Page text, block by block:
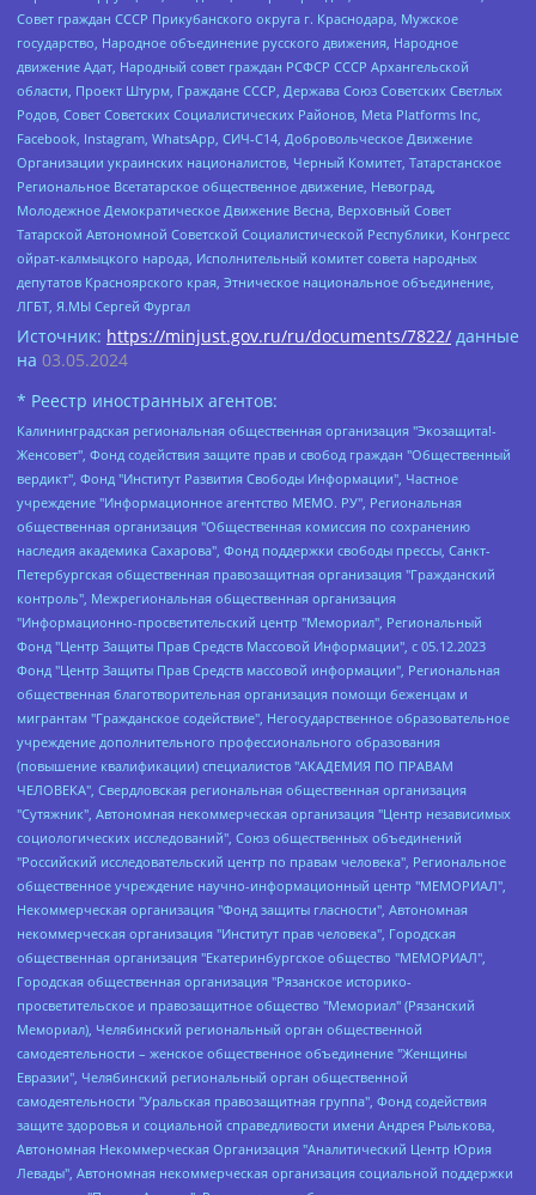
Совет граждан СССР Прикубанского округа г. Краснодара, Мужское
государство, Народное объединение русского движения, Народное
движение Адат, Народный совет граждан РСФСР СССР Архангельской
области, Проект Штурм, Граждане СССР, Держава Союз Советских Светлых
Родов, Совет Советских Социалистических Районов, Meta Platforms Inc,
Facebook, Instagram, WhatsApp, СИЧ-С14, Добровольческое Движение
Организации украинских националистов, Черный Комитет, Татарстанское
Региональное Всетатарское общественное движение, Невоград,
Молодежное Демократическое Движение Весна, Верховный Совет
Татарской Автономной Советской Социалистической Республики, Конгресс
ойрат-калмыцкого народа, Исполнительный комитет совета народных
депутатов Красноярского края, Этническое национальное объединение,
ЛГБТ, Я.МЫ Сергей Фургал
Источник: https://minjust.gov.ru/ru/documents/7822/ данные
на 03.05.2024
* Реестр иностранных агентов:
Калининградская региональная общественная организация "Экозащита!-Женсовет", Фонд содействия защите прав и свобод граждан "Общественный вердикт", Фонд "Институт Развития Свободы Информации", Частное учреждение "Информационное агентство МЕМО. РУ", Региональная общественная организация "Общественная комиссия по сохранению наследия академика Сахарова", Фонд поддержки свободы прессы, Санкт-Петербургская общественная правозащитная организация "Гражданский контроль", Межрегиональная общественная организация "Информационно-просветительский центр "Мемориал", Региональный Фонд "Центр Защиты Прав Средств Массовой Информации", с 05.12.2023 Фонд "Центр Защиты Прав Средств массовой информации", Региональная общественная благотворительная организация помощи беженцам и мигрантам "Гражданское содействие", Негосударственное образовательное учреждение дополнительного профессионального образования (повышение квалификации) специалистов "АКАДЕМИЯ ПО ПРАВАМ ЧЕЛОВЕКА", Свердловская региональная общественная организация "Сутяжник", Автономная некоммерческая организация "Центр независимых социологических исследований", Союз общественных объединений "Российский исследовательский центр по правам человека", Региональное общественное учреждение научно-информационный центр "МЕМОРИАЛ", Некоммерческая организация "Фонд защиты гласности", Автономная некоммерческая организация "Институт прав человека", Городская общественная организация "Екатеринбургское общество "МЕМОРИАЛ", Городская общественная организация "Рязанское историко-просветительское и правозащитное общество "Мемориал" (Рязанский Мемориал), Челябинский региональный орган общественной самодеятельности – женское общественное объединение "Женщины Евразии", Челябинский региональный орган общественной самодеятельности "Уральская правозащитная группа", Фонд содействия защите здоровья и социальной справедливости имени Андрея Рылькова, Автономная Некоммерческая Организация "Аналитический Центр Юрия Левады", Автономная некоммерческая организация социальной поддержки населения "Проект Апрель", Региональная общественная организация помощи женщинам и детям, находящимся в кризисной ситуации "Информационно-методический центр "Анна", Фонд содействия развитию массовых коммуникаций и правовому просвещению "Так-так-Так", Фонд содействия устойчивому развитию "Серебряная тайга", Свердловский региональный общественный фонд социальных проектов "Новое время", "Idel.Реалии", Кавказ.Реалии, Крым.Реалии, Телеканал Настоящее Время, Татаро-башкирская служба Радио Свобода (Azatliq Radiosi), Радио Свободная Европа/Радио Свобода (PCE/PC), "Сибирь.Реалии", "Фактограф", Благотворительный фонд помощи осужденным и их семьям, Автономная некоммерческая организация "Институт глобализации и социальных движений", Фонд "В защиту прав заключенных", Частное учреждение "Центр поддержки и содействия развитию средств массовой информации", Пензенский региональный общественный благотворительный фонд "Гражданский союз", "Север.Реалии", Некоммерческая организация Фонд "Правовая инициатива", Общество с ограниченной ответственностью "Радио Свободная Европа/Радио Свобода", Чешское информационное агентство "MEDIUM-ORIENT", Красноярская региональная общественная организация "Мы против СПИДа", Камалягин Денис Николаевич, Маркелов Сергей Евгеньевич, Пономарев Лев Александрович, Савицкая Людмила Алексеевна, Автономная некоммерческая организация "Центр по работе с проблемой насилия "НАСИЛИЮ.НЕТ", Межрегиональный профессиональный союз работников здравоохранения "Альянс врачей", Юридическое лицо, зарегистрированное в Латвийской Республике, SIA "Medusa Project" (регистрационный номер 40103797863, дата регистрации 10.06.2014), Некоммерческая организация "Фонд по борьбе с коррупцией", Автономная некоммерческая организация "Институт права и публичной политики", Баданин Роман Сергеевич, Гликин Максим Александрович, Железнова Мария Михайловна, Лукьянова Юлия Сергеевна, Маетная Елизавета Витальевна, Маняхин Петр Борисович, Чуракова Ольга Владимировна, Ярош Юлия Петровна, Юридическое лицо "The Insider SIA", зарегистрированное в Риге, Латвийская Республика (дата регистрации 26.06.2015), являющееся администратором доменного имени интернет-издания "The Insider SIA", https://theins.ru, Постернак Алексей Евгеньевич, Рубин Михаил Аркадьевич, Анин Роман Александрович, Юридическое лицо Istories fonds, зарегистрированное в Латвийской Республике (регистрационный номер 50008295751, дата регистрации 24.02.2020), Великовский Дмитрий Александрович, Долинина Ирина Николаевна, Мароховская Алеся Алексеевна, Шлейнов Роман Юрьевич, Шмагун Олеся Валентиновна, Общество с ограниченной ответственностью "Альтаир 2021", Общество с ограниченной ответственностью "Вега 2021", Общество с ограниченной ответственностью "Главный редактор 2021", Общество с ограниченной ответственностью "Ромашки монолит", Важенков Артем Валерьевич, Ивановская областная общественная организация "Центр гендерных исследований", Гурман Юрий Альбертович, Медиапроект "ОВД-Инфо", Егоров Владимир Владимирович, Жилинский Владимир Александрович, Общество с ограниченной ответственностью "ЗП", Иванова София Юрьевна, Карезина Инна Павловна, Кильтау Екатерина Викторовна, Петров Алексей Викторович, Пискунов Сергей Евгеньевич, Смирнов Сергей Сергеевич, Тихонов Михаил Сергеевич, Общество с ограниченной ответственностью "ЖУРНАЛИСТ-ИНОСТРАННЫЙ АГЕНТ", Арапова Галина Юрьевна, Вольтская Татьяна Анатольевна, Американская компания "Mason G.E.S. Anonymous Foundation" (США), являющаяся владельцем интернет-издания https://mnews.world/, Компания "Stichting Bellingcat", зарегистрированная в Нидерландах (дата регистрации 11.07.2018), Захаров Андрей Вячеславович, Клепиковская Екатерина Дмитриевна, Общество с ограниченной ответственностью "МЕМО", Перл Роман Александрович, Симонов Евгений Алексеевич, Соловьева Елена Анатольевна, Сотников Даниил Владимирович, Сурначева Елизавета Дмитриевна, Автономная некоммерческая организация по защите прав человека и информированию населения "Якутия – Наше Мнение", Общество с ограниченной ответственностью "Москоу диджитал медиа", с 26.01.2023 Общество с ограниченной ответственностью "Чайка Белые сады", Ветошкина Валерия Валерьевна, Заговора Максим Александрович, Межрегиональное общественное движение "Российская ЛГБТ - сеть", Оленичев Максим Владимирович, Павлов Иван Юрьевич, Скворцова Елена Сергеевна, Общество с ограниченной ответственностью "Как бы инагент", Кочетков Игорь Викторович, Общество с ограниченной ответственностью "Честные выборы", Еланчик Олег Александрович, Общество с ограниченной ответственностью "Нобелевский призыв", Гималова Регина Эмилевна, Григорьев Андрей Валерьевич, Григорьева Алина Александровна, Ассоциация по содействию защите прав призывников, альтернативнослужащих и военнослужащих "Правозащитная группа "Гражданин.Армия.Право", Хисамова Регина Фаритовна, Автономная некоммерческая организация по реализации социально-правовых программ "Лилит", Дальневосточное общественное движение "Маяк", Санкт-Петербургская ЛГБТ-инициативная группа "Выход", Инициативная группа ЛГБТ+ "Реверс", Алексеев Андрей Викторович, Бекбулатова Таисия Львовна, Беляев Иван Михайлович, Владыкина Елена Сергеевна, Гельман Марат Александрович, Никульшина Вероника Юрьевна, Толоконникова Надежда Андреевна, Шендерович Виктор Анатольевич, Общество с ограниченной ответственностью "Данное сообщение", Общество с ограниченной ответственностью Издательский дом "Новая глава", Айнбиндер Александра Александровна, Московский комьюнити-центр для ЛГБТ+инициатив, Благотворительный фонд развития филантропии, Deutsche Welle (Германия, Kurt-Schumacher-Strasse 3, 53113 Bonn), Борзунова Мария Михайловна, Воробьев Виктор Викторович, Голубева Анна Львовна, Константинова Алла Михайловна, Малкова Ирина Владимировна, Мурадов Мурад Абдулгалимович, Осетинская Елизавета Николаевна, Понасенков Евгений Николаевич, Ганапольский Матвей Юрьевич, Киселев Евгений Алексеевич, Борухович Ирина Григорьевна, Дремин Иван Тимофеевич, Дубровский Дмитрий Викторович, Красноярская региональная общественная организация поддержки и развития альтернативных образовательных технологий и межкультурных коммуникаций "ИНТЕРРА", Маяковская Екатерина Алексеевна, Фейгин Марк Захарович, Филимонов Андрей Викторович, Дзугкоева Регина Николаевна, Доброхотов Роман Александрович, Дудь Юрий Александрович, Елкин Сергей Владимирович, Кругликов Кирилл Игоревич, Сабунаева Мария Леонидовна, Семенов Алексей Владимирович, Шаинян Карен Багратович, Шульман Екатерина Михайловна, Асафьев Артур Валерьевич, Вахштайн Виктор Семенович, Венедиктов Алексей Алексеевич, Лушникова Екатерина Евгеньевна, Волков Леонид Михайлович, Невзоров Александр Глебович, Пархоменко Сергей Борисович, Сироткин Ярослав Николаевич, Кара-Мурза Владимир Владимирович, Баранова Наталья Владимировна, Гозман Леонид Яковлевич, Кагарлицкий Борис Юльевич, Климарев Михаил Валерьевич, Милов Владимир Станиславович, Автономная некоммерческая организация Краснодарский центр современного искусства "Типография", Моргенштерн Алишер Тагирович, Соболь Любовь Эдуардовна, Общество с ограниченной ответственностью "ЛИЗА НОРМ", Каспаров Гарри Кимович, Ходорковский Михаил Борисович, Общество с ограниченной ответственностью "Апрельские тезисы", Данилович Ирина Брониславовна, Кашин Олег Владимирович, Петров Николай Владимирович, Пивоваров Алексей Владимирович, Соколов Михаил Владимирович, Цветкова Юлия Владимировна, Чичваркин Евгений Александрович, Комитет против пыток/Команда против пыток, Общество с ограниченной ответственностью "Первый научный", Общество с ограниченной ответственностью "Вертолет и ко", Белоцерковская Вероника Борисовна, Кац Максим Евгеньевич, Лазарева Татьяна Юрьевна, Шаведдинов Руслан Табризович, Яшин Илья Валерьевич, Общество с ограниченной ответственностью "Иноагент ААВ", Алешковский Дмитрий Петрович, Альбац Евгения Марковна, Быков Дмитрий Львович, Галямина Юлия Евгеньевна, Лойко Сергей Леонидович, Мартынов Кирилл Константинович, Медведев Сергей Александрович, Крашенинников Федор Геннадиевич, Гордеева Катерина Вл